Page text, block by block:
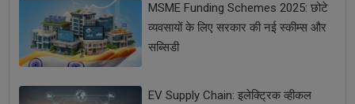
MSME Funding Schemes 2025: छोटे
व्यवसायों के लिए सरकार की नई स्कीम्स और
सब्सिडी
EV Supply Chain: इलेक्ट्रिक व्हीकल